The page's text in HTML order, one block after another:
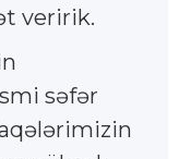
veririk.
səfər